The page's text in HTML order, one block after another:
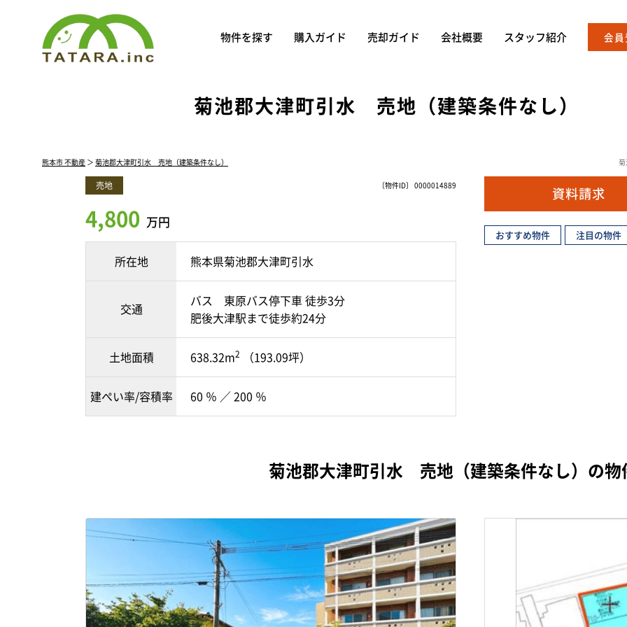
物件を探す 購入ガイド 売却ガイド 会社概要 スタッフ紹介 会
菊池郡大津町引水 売地（建築条件なし）
熊本市 不動産 ＞ 菊池郡大津町引水 売地（建築条件なし）
〔物件ID〕 0000014889
売地
4,800 万円
所在地 熊本県菊池郡大津町引水
交通
バス 東原バス停下車 徒歩3分
肥後大津駅まで徒歩約24分
土地面積 638.32m2 （193.09坪）
建ぺい率/容積率 60 ％ ／ 200 ％
資料請求
おすすめ物件 注目の物件
菊池郡大津町引水 売地（建築条件なし）の物